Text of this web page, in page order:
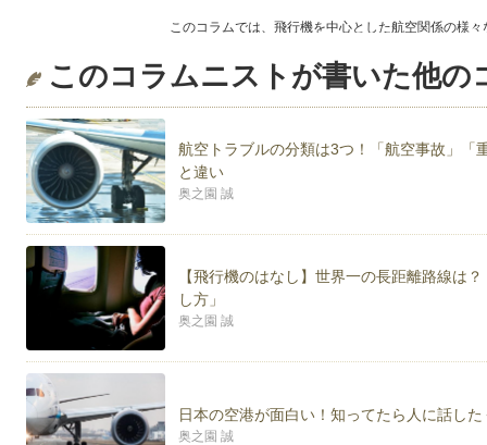
このコラムでは、飛行機を中心とした航空関係の様
尚、私のブログにおいても情報発信しておりますの
ブログタイトル JA8094's航空機Diary
このコラムニストが書いた他の
航空トラブルの分類は3つ！「航空事故」「
と違い
奥之園 誠
【飛行機のはなし】世界一の長距離路線は
し方」
奥之園 誠
日本の空港が面白い！知ってたら人に話し
奥之園 誠